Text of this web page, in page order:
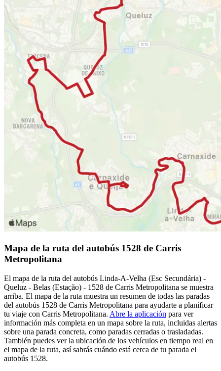
Mapa de la ruta del autobús 1528 de Carris
Metropolitana
El mapa de la ruta del autobús Linda-A-Velha (Esc Secundária) -
Queluz - Belas (Estação) - 1528 de Carris Metropolitana se muestra
arriba. El mapa de la ruta muestra un resumen de todas las paradas
del autobús 1528 de Carris Metropolitana para ayudarte a planificar
tu viaje con Carris Metropolitana. Abre la aplicación para ver
información más completa en un mapa sobre la ruta, incluidas alertas
sobre una parada concreta, como paradas cerradas o trasladadas.
También puedes ver la ubicación de los vehículos en tiempo real en
el mapa de la ruta, así sabrás cuándo está cerca de tu parada el
autobús 1528.